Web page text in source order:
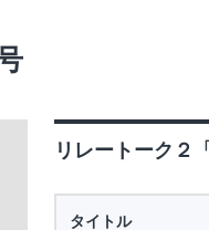
リレートーク２
タイトル